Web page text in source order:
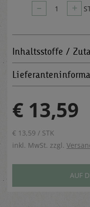
– 1 +
Inhaltsstoffe /
€ 13,59
€ 13,59 / STK
inkl. MwSt. zzgl.
AUF